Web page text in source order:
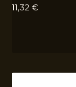
11,32 €